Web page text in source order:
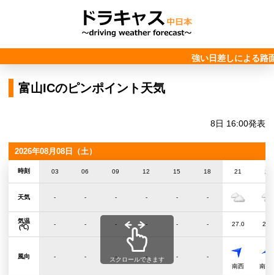
強い日差しによる路
富山ICのピンポイント天気
8日 16:00発表
2026年08月08日（土）
時刻 03 06 09 12 15 18 21 24
天気 - - - - - -
気温
(℃)
- - - - - - 27.0
風向 - - - - -
-
南西
南南
スクロールできます